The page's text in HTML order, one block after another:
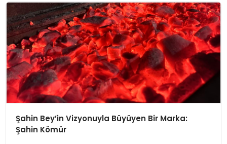
Şahin Bey’in Vizyonuyla Büyüyen Bir Marka:
Şahin Kömür